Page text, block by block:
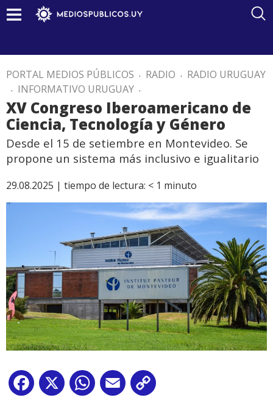
PORTAL MEDIOS PÚBLICOS . RADIO . RADIO URUGUAY
. INFORMATIVO URUGUAY .
XV Congreso Iberoamericano de
Ciencia, Tecnología y Género
Desde el 15 de setiembre en Montevideo. Se
propone un sistema más inclusivo e igualitario
29.08.2025 | tiempo de lectura: < 1 minuto
Facebook
X WhatsApp
Email